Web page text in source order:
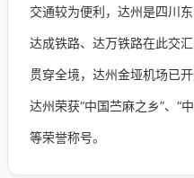
交通较为便利，达州是四川
达成铁路、达万铁路在此交
贯穿全境，达州金垭机场已开
达州荣获“中国苎麻之乡”、“
等荣誉称号。